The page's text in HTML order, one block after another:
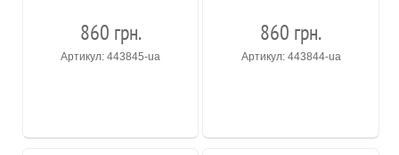
860 грн.
Артикул: 443845-ua
860 грн.
Артикул: 443844-ua